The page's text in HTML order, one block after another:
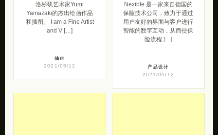
洛杉矶艺术家Yumi
Yamazaki的杰出绘画作品
和插图。 I am a Fine Artist
and V […]
插画
2021/05/12
Nexible 是一家来自德国的
保险技术公司，致力于通过
用户友好的界面与客户进行
智能的数字互动，从而使保
险流程 […]
产品设计
2021/05/12